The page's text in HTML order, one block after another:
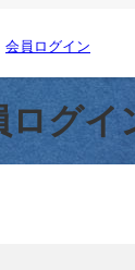
会員ログイン
ログイ